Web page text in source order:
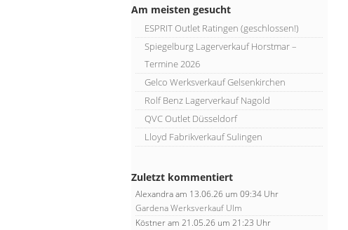
Am meisten gesucht
ESPRIT Outlet Ratingen (geschlossen!)
Spiegelburg Lagerverkauf Horstmar –
Termine 2026
Gelco Werksverkauf Gelsenkirchen
Rolf Benz Lagerverkauf Nagold
QVC Outlet Düsseldorf
Lloyd Fabrikverkauf Sulingen
Zuletzt kommentiert
Alexandraam 13.06.26 um 09:34 Uhr
Gardena Werksverkauf Ulm
Köstneram 21.05.26 um 21:23 Uhr